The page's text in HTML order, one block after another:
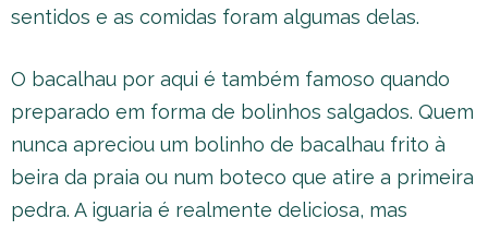
sentidos e as comidas foram algumas delas.
O bacalhau por aqui é também famoso quando
preparado em forma de bolinhos salgados. Quem
nunca apreciou um bolinho de bacalhau frito à
beira da praia ou num boteco que atire a primeira
pedra. A iguaria é realmente deliciosa, mas